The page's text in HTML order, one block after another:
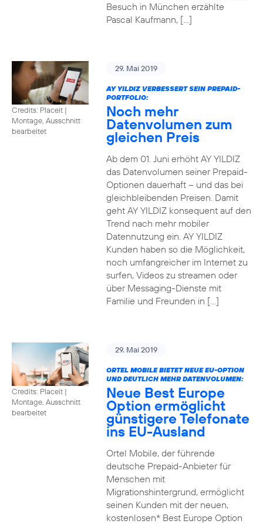
Besuch in München erzählte
Pascal Kaufmann, […]
Credits: Placeit |
Montage, Ausschnitt
bearbeitet
29. Mai 2019
AY YILDIZ VERBESSERT SEIN PREPAID-
PORTFOLIO:
Noch mehr
Datenvolumen zum
gleichen Preis
Ab dem 01. Juni erhöht AY YILDIZ
das Datenvolumen seiner Prepaid-
Optionen dauerhaft – und das bei
gleichbleibenden Preisen. Damit
geht AY YILDIZ konsequent auf den
Trend nach mehr mobiler
Datennutzung ein. AY YILDIZ
Kunden haben so die Möglichkeit,
noch umfangreicher im Internet zu
surfen, Videos zu streamen oder
über Messaging-Dienste mit
Familie und Freunden in […]
Credits: Placeit |
Montage, Ausschnitt
bearbeitet
29. Mai 2019
ORTEL MOBILE BIETET NEUE EU-OPTION
UND DEUTLICH MEHR DATENVOLUMEN:
Neue Best Europe
Option ermöglicht
günstigere Telefonate
ins EU-Ausland
Ortel Mobile, der führende
deutsche Prepaid-Anbieter für
Menschen mit
Migrationshintergrund, ermöglicht
seinen Kunden mit der neuen,
kostenlosen* Best Europe Option